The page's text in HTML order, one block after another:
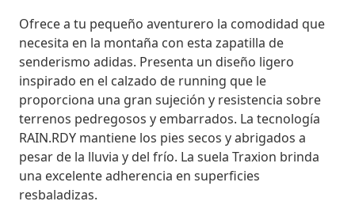
Ofrece a tu pequeño aventurero la comodidad que
necesita en la montaña con esta zapatilla de
senderismo adidas. Presenta un diseño ligero
inspirado en el calzado de running que le
proporciona una gran sujeción y resistencia sobre
terrenos pedregosos y embarrados. La tecnología
RAIN.RDY mantiene los pies secos y abrigados a
pesar de la lluvia y del frío. La suela Traxion brinda
una excelente adherencia en superficies
resbaladizas.